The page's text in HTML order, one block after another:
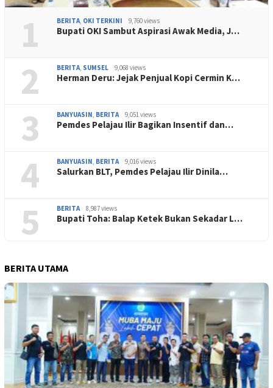
1 BERITA, OKI TERKINI 9,760 views
Bupati OKI Sambut Aspirasi Awak Media, J…
2 BERITA, SUMSEL 9,068 views
Herman Deru: Jejak Penjual Kopi Cermin K…
3 BANYUASIN, BERITA 9,051 views
Pemdes Pelajau Ilir Bagikan Insentif dan…
4 BANYUASIN, BERITA 9,016 views
Salurkan BLT, Pemdes Pelajau Ilir Dinila…
5 BERITA 8,987 views
Bupati Toha: Balap Ketek Bukan Sekadar L…
BERITA UTAMA